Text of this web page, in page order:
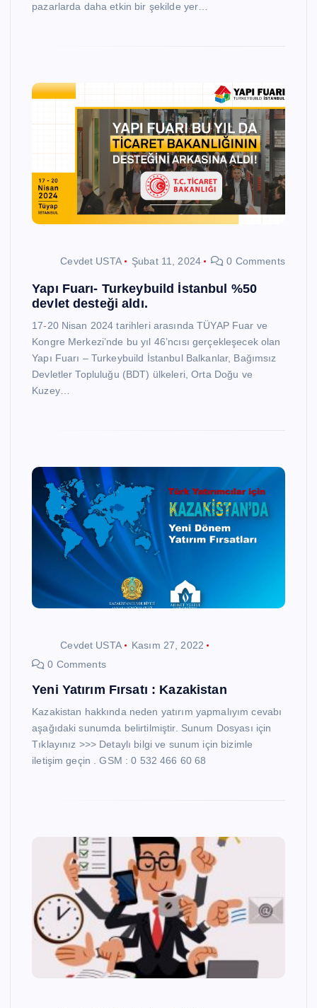
pazarlarda daha etkin bir şekilde yer…
Cevdet USTA Şubat 11, 2024 0 Comments
Yapı Fuarı- Turkeybuild İstanbul %50
devlet desteği aldı.
17-20 Nisan 2024 tarihleri arasında TÜYAP Fuar ve
Kongre Merkezi’nde bu yıl 46’ncısı gerçekleşecek olan
Yapı Fuarı – Turkeybuild İstanbul Balkanlar, Bağımsız
Devletler Topluluğu (BDT) ülkeleri, Orta Doğu ve
Kuzey…
Cevdet USTA
Kasım 27, 2022
0 Comments
Yeni Yatırım Fırsatı : Kazakistan
Kazakistan hakkında neden yatırım yapmalıyım cevabı
aşağıdaki sunumda belirtilmiştir. Sunum Dosyası için
Tıklayınız >>> Detaylı bilgi ve sunum için bizimle
iletişim geçin . GSM : 0 532 466 60 68